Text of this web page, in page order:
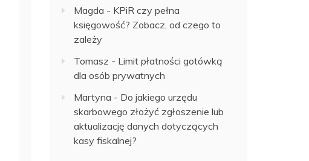
Magda - KPiR czy pełna
księgowość? Zobacz, od czego to
zależy
Tomasz - Limit płatności gotówką
dla osób prywatnych
Martyna - Do jakiego urzędu
skarbowego złożyć zgłoszenie lub
aktualizację danych dotyczących
kasy fiskalnej?